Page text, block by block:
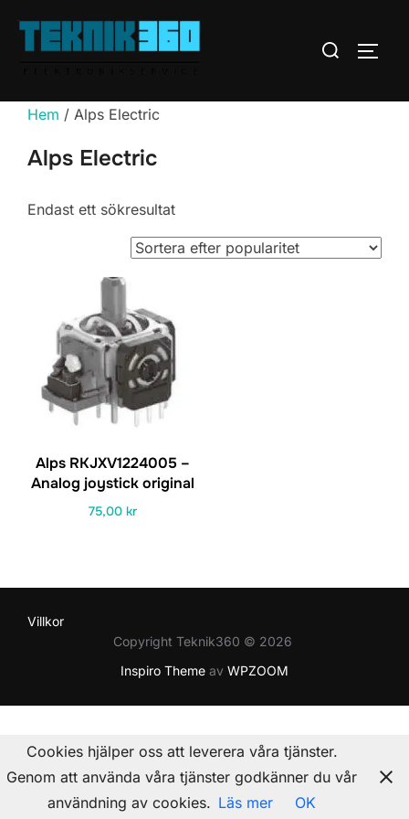
Sök
Hem / Alps Electric
Alps Electric
Endast ett sökresultat
Alps RKJXV1224005 –
Analog joystick original
75,00 kr
Villkor
Copyright Teknik360 © 2026
Inspiro Theme av WPZOOM
Cookies hjälper oss att leverera våra tjänster.
Genom att använda våra tjänster godkänner du vår
användning av cookies. Läs mer OK